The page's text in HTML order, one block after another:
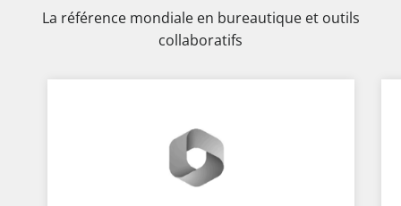
La référence mondiale en bureautique et outils
collaboratifs